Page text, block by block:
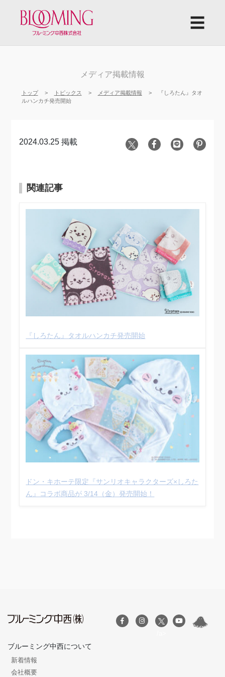
☰
メディア掲載情報
トップ トピックス メディア掲載情報
『しろたん』タオ
ルハンカチ発売開始
2024.03.25 掲載
関連記事
『しろたん』タオルハンカチ発売開始
ドン・キホーテ限定『サンリオキャラクターズ×しろた
ん』コラボ商品が 3/14（金）発売開始！
ブルーミング中西について
新着情報
会社概要